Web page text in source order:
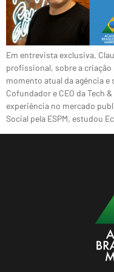
Em entrevista exclusiva,
profissional, sobre a criação
momento atual da agência
Cofundador e CEO da Tech
experiência no mercado
Social pela ESPM, estudou